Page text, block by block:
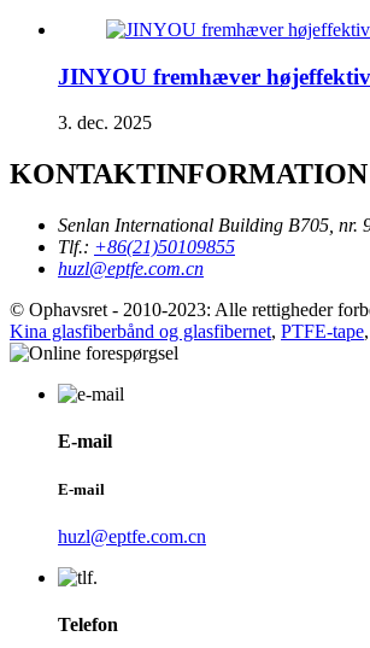
JINYOU fremhæver
3. dec. 2025
KONTAKTINFORMATION
Senlan International Building B705, nr.
Tlf.: +86(21)50109855
huzl@eptfe.com.cn
© Ophavsret - 2010-2023: Alle rettigheder
Kina glasfiberbånd og glasfibernet, PTFE-tape,
E-mail
E-mail
huzl@eptfe.com.cn
Telefon